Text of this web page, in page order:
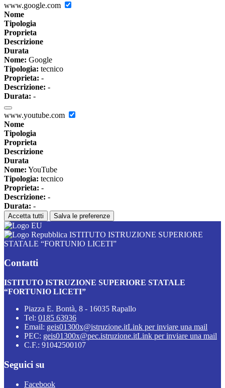
www.google.com
Nome
Tipologia
Proprieta
Descrizione
Durata
Nome: Google
Tipologia: tecnico
Proprieta: -
Descrizione: -
Durata: -
www.youtube.com
Nome
Tipologia
Proprieta
Descrizione
Durata
Nome: YouTube
Tipologia: tecnico
Proprieta: -
Descrizione: -
Durata: -
Accetta tutti Salva le preferenze
ISTITUTO ISTRUZIONE SUPERIORE
STATALE “FORTUNIO LICETI”
Contatti
ISTITUTO ISTRUZIONE SUPERIORE STATALE
“FORTUNIO LICETI”
Piazza E. Bontà, 8 - 16035 Rapallo
Tel: 0185 63936
Email: geis01300x@istruzione.itLink per inviare una mail
PEC: geis01300x@pec.istruzione.itLink per inviare una mail
C.F.: 91042500107
Seguici su
Facebook